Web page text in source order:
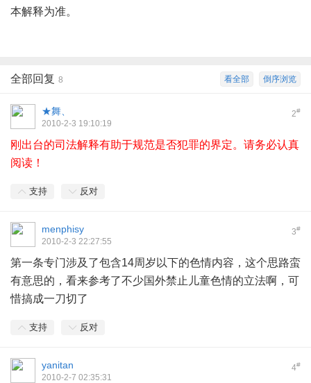
本解释为准。
倒序浏览
看全部
全部回复 8
2#
★舞、
2010-2-3 19:10:19
刚出台的司法解释有助于规范是否犯罪的界定。请务必认真
阅读！
支持 反对
3#
menphisy
2010-2-3 22:27:55
第一条专门涉及了包含14周岁以下的色情内容，这个思路蛮
有意思的，看来参考了不少国外禁止儿童色情的立法啊，可
惜搞成一刀切了
支持 反对
4#
yanitan
2010-2-7 02:35:31